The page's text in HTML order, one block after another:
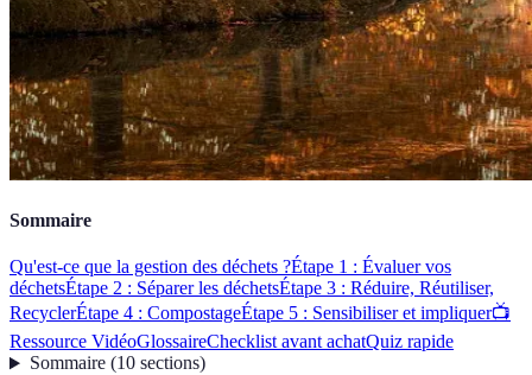
Sommaire
Qu'est-ce que la gestion des déchets ?Étape 1 : Évaluer vos
déchetsÉtape 2 : Séparer les déchetsÉtape 3 : Réduire, Réutiliser,
RecyclerÉtape 4 : CompostageÉtape 5 : Sensibiliser et impliquer📺
Ressource VidéoGlossaireChecklist avant achatQuiz rapide
Sommaire(10 sections)